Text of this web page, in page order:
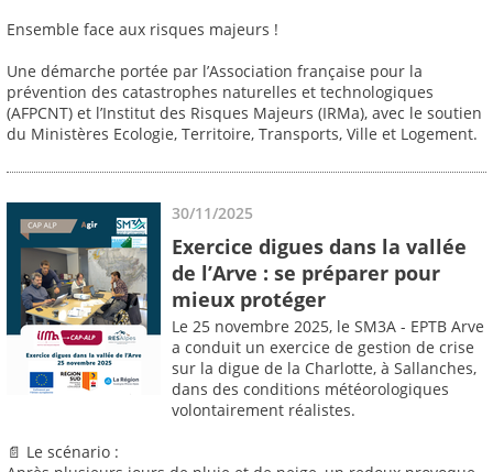
Ensemble face aux risques majeurs !
Une démarche portée par l’Association française pour la
prévention des catastrophes naturelles et technologiques
(AFPCNT) et l’Institut des Risques Majeurs (IRMa), avec le soutien
du Ministères Ecologie, Territoire, Transports, Ville et Logement.
30/11/2025
Exercice digues dans la vallée
de l’Arve : se préparer pour
mieux protéger
Le 25 novembre 2025, le SM3A - EPTB Arve
a conduit un exercice de gestion de crise
sur la digue de la Charlotte, à Sallanches,
dans des conditions météorologiques
volontairement réalistes.
📄 Le scénario :